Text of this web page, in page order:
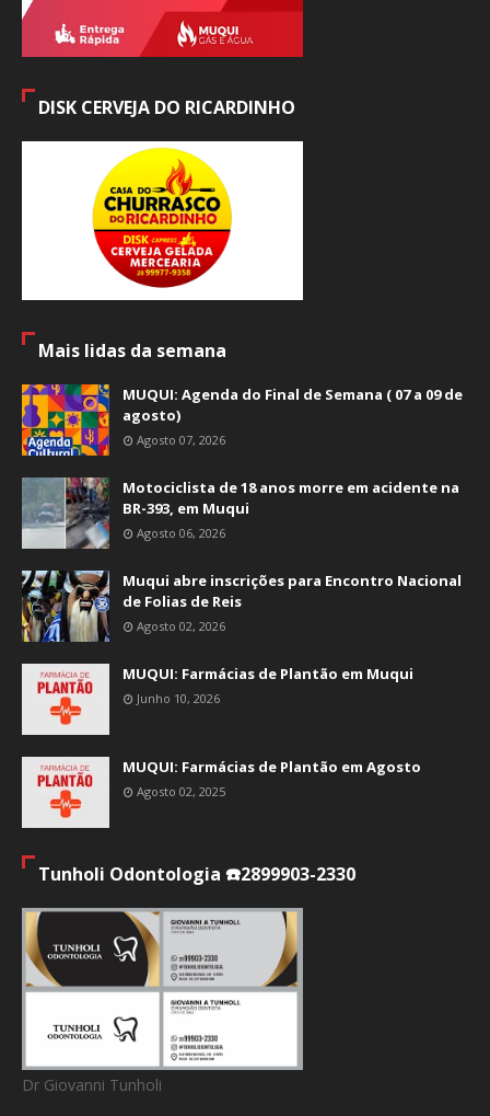
DISK CERVEJA DO RICARDINHO
Mais lidas da semana
MUQUI: Agenda do Final de Semana ( 07 a 09 de
agosto)
Agosto 07, 2026
Motociclista de 18 anos morre em acidente na
BR-393, em Muqui
Agosto 06, 2026
Muqui abre inscrições para Encontro Nacional
de Folias de Reis
Agosto 02, 2026
MUQUI: Farmácias de Plantão em Muqui
Junho 10, 2026
MUQUI: Farmácias de Plantão em Agosto
Agosto 02, 2025
Tunholi Odontologia ☎️2899903-2330
Dr Giovanni Tunholi